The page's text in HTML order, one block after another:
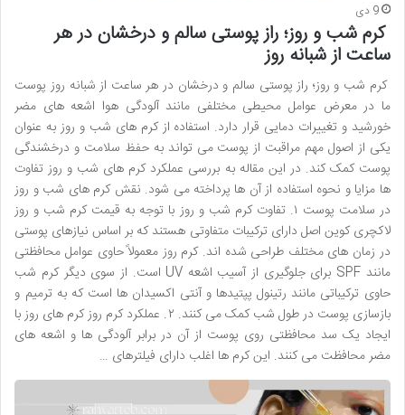
9 دی
کرم شب و روز؛ راز پوستی سالم و درخشان در هر
ساعت از شبانه روز
کرم شب و روز؛ راز پوستی سالم و درخشان در هر ساعت از شبانه روز پوست
ما در معرض عوامل محیطی مختلفی مانند آلودگی هوا اشعه های مضر
خورشید و تغییرات دمایی قرار دارد. استفاده از کرم های شب و روز به عنوان
یکی از اصول مهم مراقبت از پوست می تواند به حفظ سلامت و درخشندگی
پوست کمک کند. در این مقاله به بررسی عملکرد کرم های شب و روز تفاوت
ها مزایا و نحوه استفاده از آن ها پرداخته می شود. نقش کرم های شب و روز
در سلامت پوست ۱. تفاوت کرم شب و روز با توجه به قیمت کرم شب و روز
لاکچری کوین اصل دارای ترکیبات متفاوتی هستند که بر اساس نیازهای پوستی
در زمان های مختلف طراحی شده اند. کرم روز معمولاً حاوی عوامل محافظتی
مانند SPF برای جلوگیری از آسیب اشعه UV است. از سوی دیگر کرم شب
حاوی ترکیباتی مانند رتینول پپتیدها و آنتی اکسیدان ها است که به ترمیم و
بازسازی پوست در طول شب کمک می کنند. ۲. عملکرد کرم روز کرم های روز با
ایجاد یک سد محافظتی روی پوست از آن در برابر آلودگی ها و اشعه های
مضر محافظت می کنند. این کرم ها اغلب دارای فیلترهای …